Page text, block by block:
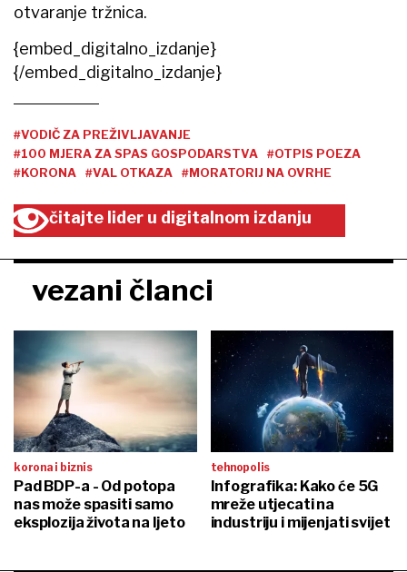
otvaranje tržnica.
{embed_digitalno_izdanje}
{/embed_digitalno_izdanje}
#VODIČ ZA PREŽIVLJAVANJE
#100 MJERA ZA SPAS GOSPODARSTVA
#OTPIS POEZA
#KORONA
#VAL OTKAZA #MORATORIJ NA OVRHE
čitajte lider u digitalnom izdanju
vezani članci
korona i biznis
Pad BDP-a - Od potopa
nas može spasiti samo
eksplozija života na ljeto
tehnopolis
Infografika: Kako će 5G
mreže utjecati na
industriju i mijenjati svijet